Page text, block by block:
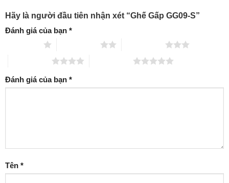
Hãy là người đầu tiên nhận xét “Ghế Gấp GG09-S”
Đánh giá của bạn *
Đánh giá của bạn *
Tên *